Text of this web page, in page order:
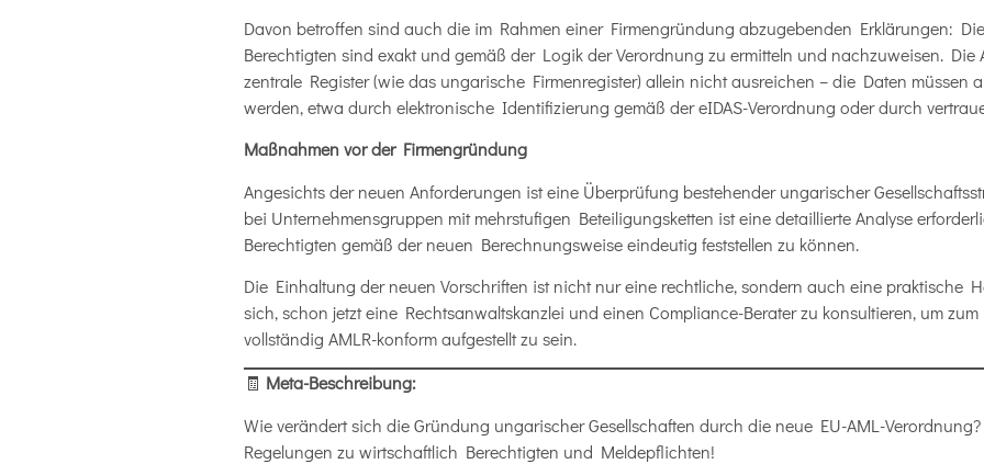
Davon betroffen sind auch die im Rahmen einer Firmengründung abzugebenden Erklärungen:
Berechtigten sind exakt und gemäß der Logik der Verordnung zu ermitteln und nachzuweisen. Die
zentrale Register (wie das ungarische Firmenregister) allein nicht ausreichen – die Daten müssen
werden, etwa durch elektronische Identifizierung gemäß der eIDAS-Verordnung oder durch
Maßnahmen vor der Firmengründung
Angesichts der neuen Anforderungen ist eine Überprüfung bestehender ungarischer
bei Unternehmensgruppen mit mehrstufigen Beteiligungsketten ist eine detaillierte Analyse
Berechtigten gemäß der neuen Berechnungsweise eindeutig feststellen zu können.
Die Einhaltung der neuen Vorschriften ist nicht nur eine rechtliche, sondern auch eine praktische
sich, schon jetzt eine Rechtsanwaltskanzlei und einen Compliance-Berater zu konsultieren, um
vollständig AMLR-konform aufgestellt zu sein.
🧾 Meta-Beschreibung:
Wie verändert sich die Gründung ungarischer Gesellschaften durch die neue EU-AML-
Regelungen zu wirtschaftlich Berechtigten und Meldepflichten!